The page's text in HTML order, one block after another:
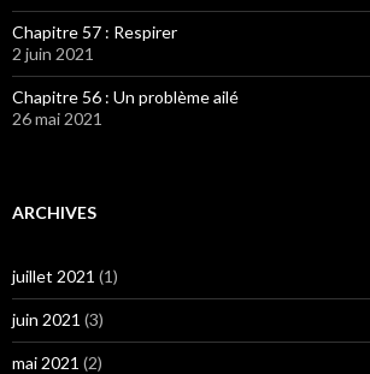
Chapitre 57 : Respirer
2 juin 2021
Chapitre 56 : Un problème ailé
26 mai 2021
ARCHIVES
juillet 2021 (1)
juin 2021 (3)
mai 2021 (2)